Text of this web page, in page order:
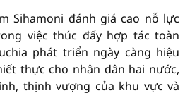
Sihamoni đánh giá cao nỗ lực
việc thúc đẩy hợp tác toàn
phát triển ngày càng hiệu
thực cho nhân dân hai nước,
thịnh vượng của khu vực và